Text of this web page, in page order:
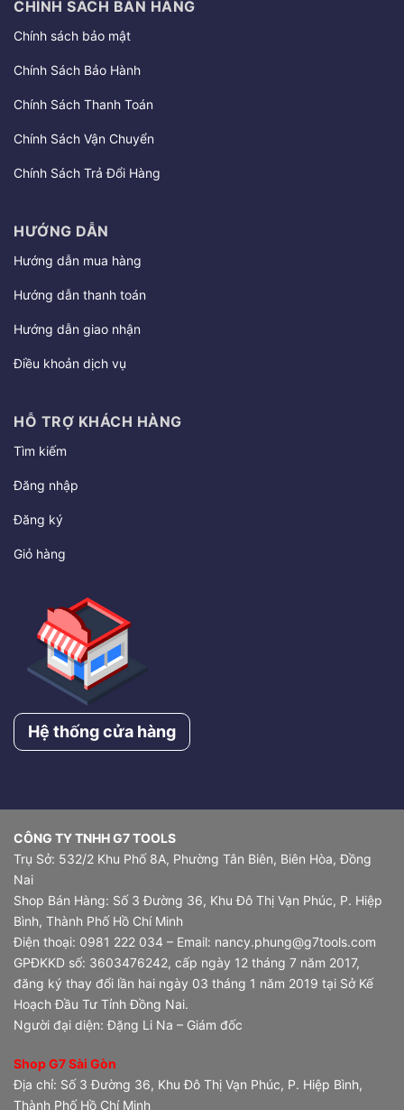
CHÍNH SÁCH BÁN HÀNG
Chính sách bảo mật
Chính Sách Bảo Hành
Chính Sách Thanh Toán
Chính Sách Vận Chuyển
Chính Sách Trả Đổi Hàng
HƯỚNG DẪN
Hướng dẫn mua hàng
Hướng dẫn thanh toán
Hướng dẫn giao nhận
Điều khoản dịch vụ
HỖ TRỢ KHÁCH HÀNG
Tìm kiếm
Đăng nhập
Đăng ký
Giỏ hàng
Hệ thống cửa hàng
CÔNG TY TNHH G7 TOOLS
Trụ Sở: 532/2 Khu Phố 8A, Phường Tân Biên, Biên Hòa, Đồng
Nai
Shop Bán Hàng: Số 3 Đường 36, Khu Đô Thị Vạn Phúc, P. Hiệp
Bình, Thành Phố Hồ Chí Minh
Điện thoại: 0981 222 034 – Email: nancy.phung@g7tools.com
GPĐKKD số: 3603476242, cấp ngày 12 tháng 7 năm 2017,
đăng ký thay đổi lần hai ngày 03 tháng 1 năm 2019 tại Sở Kế
Hoạch Đầu Tư Tỉnh Đồng Nai.
Người đại diện: Đặng Li Na – Giám đốc
Shop G7 Sài Gòn
Địa chỉ: Số 3 Đường 36, Khu Đô Thị Vạn Phúc, P. Hiệp Bình,
Thành Phố Hồ Chí Minh